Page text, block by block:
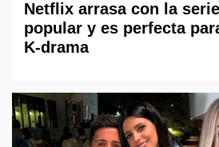
Netflix arrasa con la
popular y es perfecta
K-drama